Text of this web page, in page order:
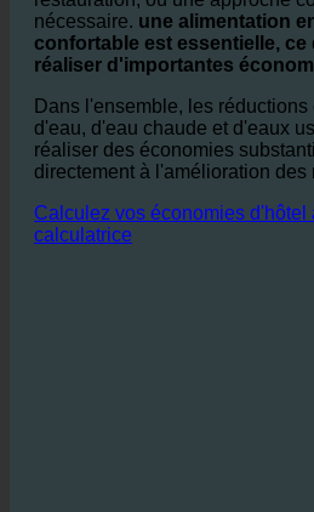
En particulier dans le secteur de
restauration, où une approche
une alimentation
confortable est essentielle, ce
réaliser d'importantes
Dans l'ensemble, les réductions
d'eau, d'eau chaude et d'eaux
réaliser des économies
directement à l'amélioration des